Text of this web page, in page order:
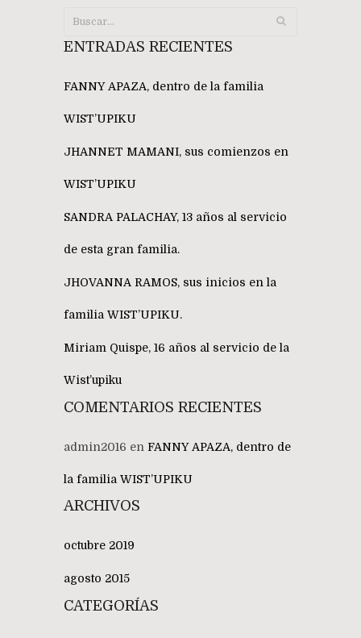
ENTRADAS RECIENTES
FANNY APAZA, dentro de la familia
WIST’UPIKU
JHANNET MAMANI, sus comienzos en
WIST’UPIKU
SANDRA PALACHAY, 13 años al servicio
de esta gran familia.
JHOVANNA RAMOS, sus inicios en la
familia WIST’UPIKU.
Miriam Quispe, 16 años al servicio de la
Wist’upiku
COMENTARIOS RECIENTES
admin2016 en FANNY APAZA, dentro de
la familia WIST’UPIKU
ARCHIVOS
octubre 2019
agosto 2015
CATEGORÍAS